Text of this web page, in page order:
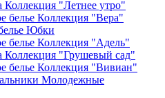
"Летнее утро"
белье Коллекция "Вера"
Юбки
белье Коллекция "Адель"
Коллекция "Грушевый сад"
белье Коллекция "Вивиан"
Молодежные